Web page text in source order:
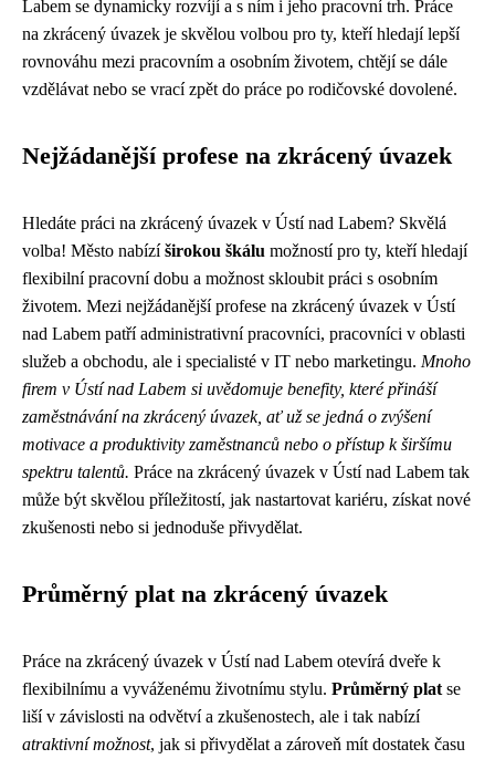
Labem se dynamicky rozvíjí a s ním i jeho pracovní trh. Práce
na zkrácený úvazek je skvělou volbou pro ty, kteří hledají lepší
rovnováhu mezi pracovním a osobním životem, chtějí se dále
vzdělávat nebo se vrací zpět do práce po rodičovské dovolené.
Nejžádanější profese na zkrácený úvazek
Hledáte práci na zkrácený úvazek v Ústí nad Labem? Skvělá
volba! Město nabízíširokou škálu možností pro ty, kteří hledají
flexibilní pracovní dobu a možnost skloubit práci s osobním
životem. Mezi nejžádanější profese na zkrácený úvazek v Ústí
nad Labem patří administrativní pracovníci, pracovníci v oblasti
služeb a obchodu, ale i specialisté v IT nebo marketingu. Mnoho
firem v Ústí nad Labem si uvědomuje benefity, které přináší
zaměstnávání na zkrácený úvazek, ať už se jedná o zvýšení
motivace a produktivity zaměstnanců nebo o přístup k širšímu
spektru talentů. Práce na zkrácený úvazek v Ústí nad Labem tak
může být skvělou příležitostí, jak nastartovat kariéru, získat nové
zkušenosti nebo si jednoduše přivydělat.
Průměrný plat na zkrácený úvazek
Práce na zkrácený úvazek v Ústí nad Labem otevírá dveře k
flexibilnímu a vyváženému životnímu stylu. Průměrný plat se
liší v závislosti na odvětví a zkušenostech, ale i tak nabízí
atraktivní možnost, jak si přivydělat a zároveň mít dostatek času